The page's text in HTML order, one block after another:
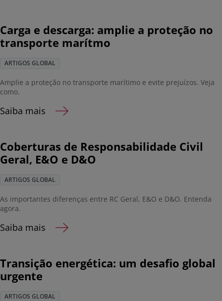
Carga e descarga: amplie a proteção no
transporte marítmo
ARTIGOS GLOBAL
Amplie a proteção no transporte marítimo e evite prejuízos. Veja
como.
Saiba mais
Coberturas de Responsabilidade Civil
Geral, E&O e D&O
ARTIGOS GLOBAL
As importantes diferenças entre RC Geral, E&O e D&O. Entenda
agora.
Saiba mais
Transição energética: um desafio global
urgente
ARTIGOS GLOBAL